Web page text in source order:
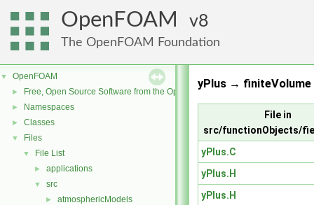
OpenFOAM 8
The OpenFOAM Foundation
▼ OpenFOAM
► Free, Open Source Software from the OpenFOAM Foundation
► Namespaces
► Classes
▼ Files
▼ File List
► applications
▼ src
► atmosphericModels
yPlus → finiteVolume
File in
src/functionObjects/
yPlus.C
yPlus.H
yPlus.H